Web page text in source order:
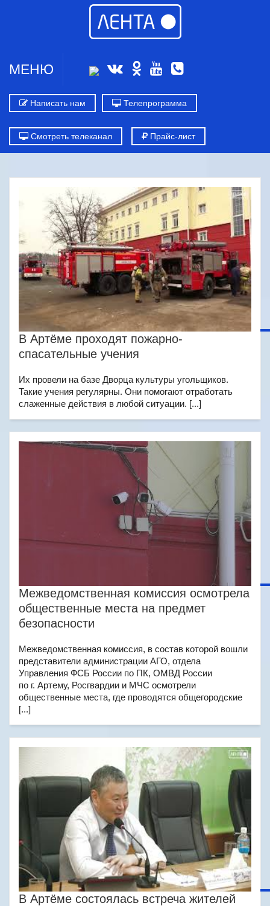
МЕНЮ
Написать нам Телепрограмма
Смотреть телеканал Прайс-лист
В Артёме проходят пожарно-
спасательные учения
Их провели на базе Дворца культуры угольщиков.
Такие учения регулярны. Они помогают отработать
слаженные действия в любой ситуации. [...]
Межведомственная комиссия осмотрела
общественные места на предмет
безопасности
Межведомственная комиссия, в состав которой вошли
представители администрации АГО, отдела
Управления ФСБ России по ПК, ОМВД России
по г. Артему, Росгвардии и МЧС осмотрели
общественные места, где проводятся общегородские
[...]
В Артёме состоялась встреча жителей